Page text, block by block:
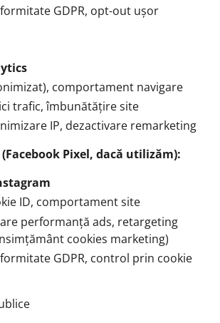
GDPR, opt-out ușor
comportament navigare
trafic, îmbunătățire site
IP, dezactivare remarketing
(Facebook Pixel, dacă utilizăm):
ID, comportament site
performanță ads, retargeting
cookies marketing)
GDPR, control prin cookie